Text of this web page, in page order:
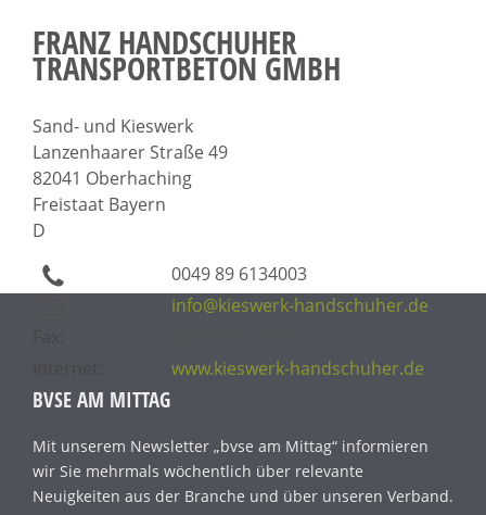
FRANZ HANDSCHUHER
TRANSPORTBETON GMBH
Sand- und Kieswerk
Lanzenhaarer Straße 49
82041 Oberhaching
Freistaat Bayern
D
0049 89 6134003
info@kieswerk-handschuher.de
www.kieswerk-handschuher.de
BVSE AM MITTAG
Mit unserem Newsletter „bvse am Mittag“ informieren
wir Sie mehrmals wöchentlich über relevante
Neuigkeiten aus der Branche und über unseren Verband.